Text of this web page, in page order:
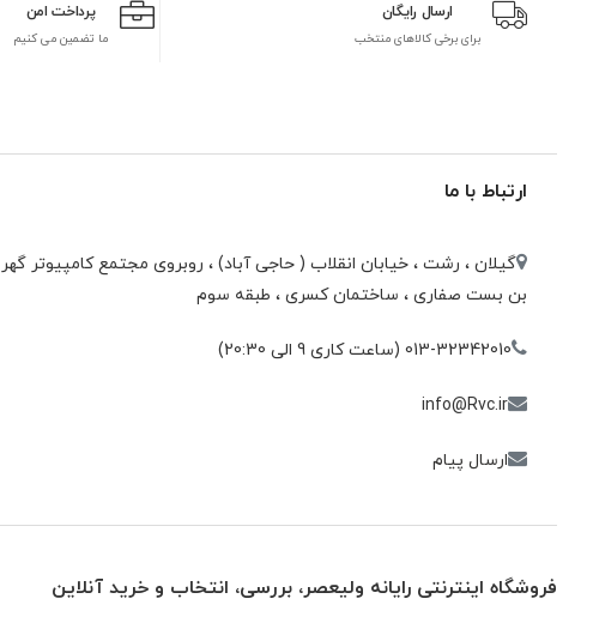
ارسال رایگان
برای برخی کالاهای منتخب
پرداخت امن
ما تضمین می کنیم
ارتباط با ما
گیلان ، رشت ، خيابان انقلاب ( حاجی آباد) ، روبروی مجتمع كامپيوتر
بن بست صفاری ، ساختمان كسری ، طبقه سوم
013-32342010 (ساعت کاری 9 الی 20:30)
info@Rvc.ir
ارسال پیام
فروشگاه اینترنتی رایانه ولیعصر، بررسی، انتخاب و خرید آنلاین